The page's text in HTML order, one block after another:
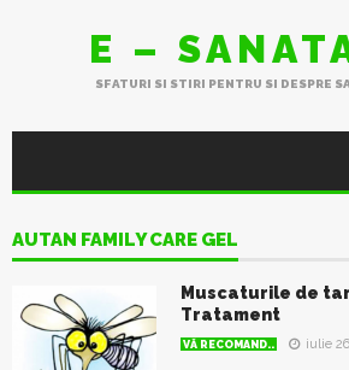
E –
SFATURI SI STIRI PENTRU SI DESPRE
AUTAN FAMILY CARE GEL
Muscaturile de
Tratament
VĂ RECOMAND.. iulie